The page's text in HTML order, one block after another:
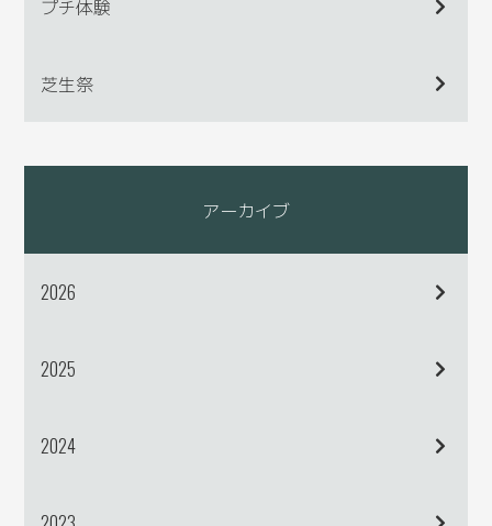
プチ体験
芝生祭
アーカイブ
2026
2025
2024